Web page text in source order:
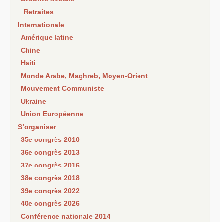
Retraites
Internationale
Amérique latine
Chine
Haiti
Monde Arabe, Maghreb, Moyen-Orient
Mouvement Communiste
Ukraine
Union Européenne
S’organiser
35e congrès 2010
36e congrès 2013
37e congrès 2016
38e congrès 2018
39e congrès 2022
40e congrès 2026
Conférence nationale 2014